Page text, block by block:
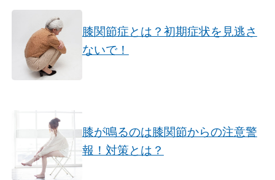
膝関節症とは？初期症状を見逃さ
ないで！
膝が鳴るのは膝関節からの注意警
報！対策とは？